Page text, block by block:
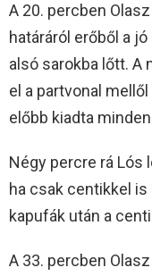
A 20. percben
határáról erőből a
alsó sarokba lőtt. A
el a partvonal
előbb kiadta
Négy percre rá Lós
ha csak centikkel is
kapufák után a
A 33. percben